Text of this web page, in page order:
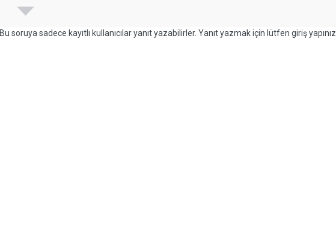
Bu soruya sadece kayıtlı kullanıcılar yanıt yazabilirler. Yanıt yazmak için lütfen giriş yapınız.